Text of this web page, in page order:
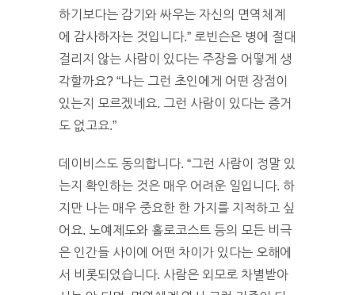
하기보다는 감기와 싸우는 자신의 면역체계
에 감사하자는 것입니다.” 로빈슨은 병에 절대
걸리지 않는 사람이 있다는 주장을 어떻게 생
각할까요? “나는 그런 초인에게 어떤 장점이
있는지 모르겠네요. 그런 사람이 있다는 증거
도 없고요.”
데이비스도 동의합니다. “그런 사람이 정말 있
는지 확인하는 것은 매우 어려운 일입니다. 하
지만 나는 매우 중요한 한 가지를 지적하고 싶
어요. 노예제도와 홀로코스트 등의 모든 비극
은 인간들 사이에 어떤 차이가 있다는 오해에
서 비롯되었습니다. 사람은 외모로 차별받아